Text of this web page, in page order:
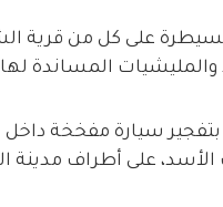
على كل من قرية
المساندة
سيارة مفخخة داخل
الأسد، على أطراف